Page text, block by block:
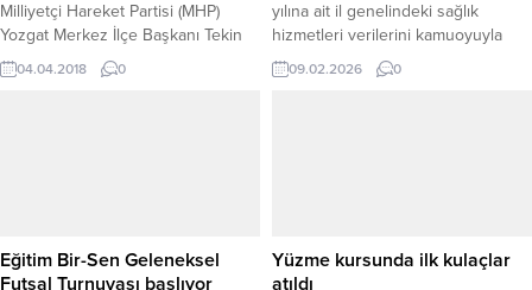
Milliyetçi Hareket Partisi (MHP)
Yozgat Merkez İlçe Başkanı Tekin
Irgatoğlu, Ülkücü Hareketin ve
Milliyetçi Hareket Partisi’nin kurucu
04.04.2018 0
yılına ait il genelindeki sağlık
hizmetleri verilerini kamuoyuyla
paylaştı. Açıklanan rakamlar,
Yozgat’ta sağlık alanında sunulan
Acil servislerde...
09.02.2026 0
Eğitim Bir-Sen Geleneksel
Futsal Turnuvası başlıyor
Yüzme kursunda ilk kulaçlar
atıldı